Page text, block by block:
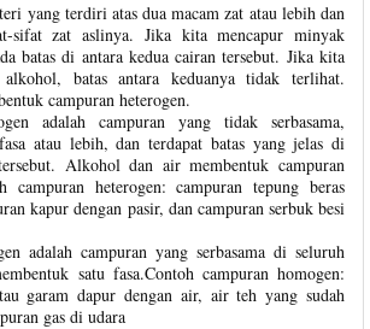
yang terdiri atas dua macam zat atau lebih dan
sifat zat aslinya. Jika kita mencapur minyak
batas di antara kedua cairan tersebut. Jika kita
alkohol, batas antara keduanya tidak terlihat.
campuran heterogen.
adalah campuran yang tidak serbasama,
atau lebih, dan terdapat batas yang jelas di
Alkohol dan air membentuk campuran
campuran heterogen: campuran tepung beras
kapur dengan pasir, dan campuran serbuk besi
adalah campuran yang serbasama di seluruh
satu fasa.Contoh campuran homogen:
garam dapur dengan air, air teh yang sudah
gas di udara